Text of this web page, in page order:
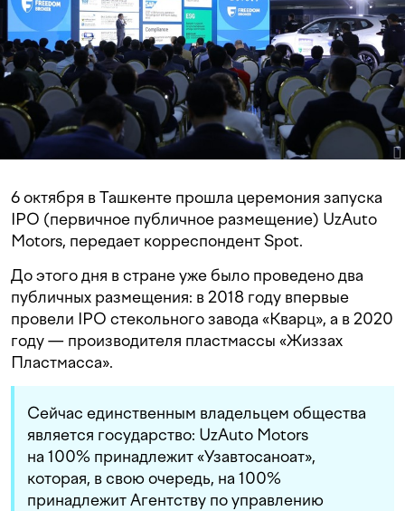
6 октября в Ташкенте прошла церемония запуска
IPO (первичное публичное размещение) UzAuto
Motors, передает корреспондент Spot.
До этого дня в стране уже было проведено два
публичных размещения: в 2018 году впервые
провели IPO стекольного завода «Кварц», а в 2020
году — производителя пластмассы «Жиззах
Пластмасса».
Сейчас единственным владельцем общества
является государство: UzAuto Motors
на 100% принадлежит «Узавтосаноат»,
которая, в свою очередь, на 100%
принадлежит Агентству по управлению